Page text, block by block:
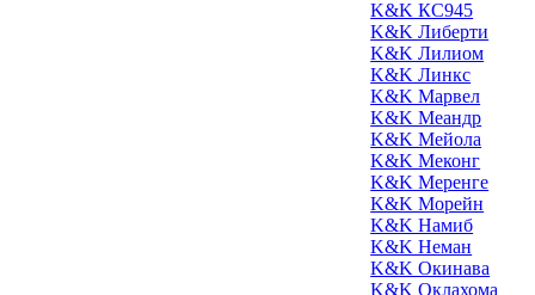
K&K КС945
K&K Либерти
K&K Лилиом
K&K Линкс
K&K Марвел
K&K Меандр
K&K Мейола
K&K Меконг
K&K Меренге
K&K Морейн
K&K Намиб
K&K Неман
K&K Окинава
K&K Оклахома